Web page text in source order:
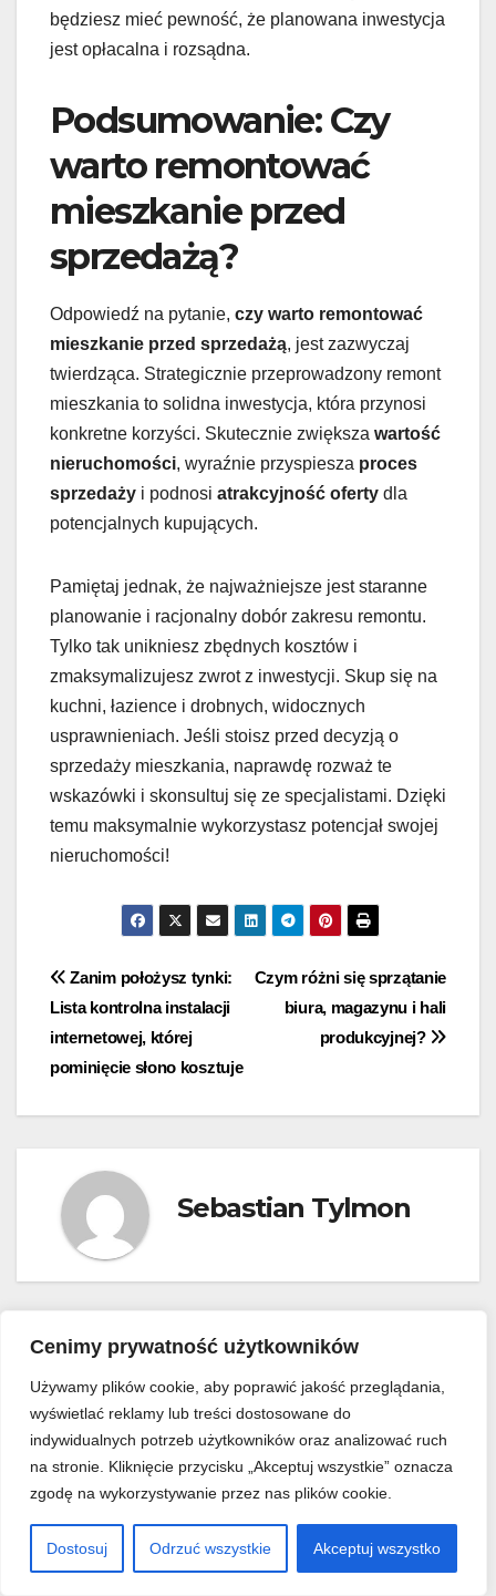
Cenimy prywatność użytkowników
Używamy plików cookie, aby poprawić jakość przeglądania,
wyświetlać reklamy lub treści dostosowane do
indywidualnych potrzeb użytkowników oraz analizować ruch
na stronie. Kliknięcie przycisku „Akceptuj wszystkie” oznacza
zgodę na wykorzystywanie przez nas plików cookie.
Dostosuj Odrzuć wszystkie Akceptuj wszystko
będziesz mieć pewność, że planowana inwestycja
jest opłacalna i rozsądna.
Podsumowanie: Czy
warto remontować
mieszkanie przed
sprzedażą?
Odpowiedź na pytanie, czy warto remontować
mieszkanie przed sprzedażą, jest zazwyczaj
twierdząca. Strategicznie przeprowadzony remont
mieszkania to solidna inwestycja, która przynosi
konkretne korzyści. Skutecznie zwiększa wartość
nieruchomości, wyraźnie przyspiesza proces
sprzedaży i podnosi atrakcyjność oferty dla
potencjalnych kupujących.
Pamiętaj jednak, że najważniejsze jest staranne
planowanie i racjonalny dobór zakresu remontu.
Tylko tak unikniesz zbędnych kosztów i
zmaksymalizujesz zwrot z inwestycji. Skup się na
kuchni, łazience i drobnych, widocznych
usprawnieniach. Jeśli stoisz przed decyzją o
sprzedaży mieszkania, naprawdę rozważ te
wskazówki i skonsultuj się ze specjalistami. Dzięki
temu maksymalnie wykorzystasz potencjał swojej
nieruchomości!
Nawigacja
wpisu
Czym różni się sprzątanie
biura, magazynu i hali
produkcyjnej?
Zanim położysz tynki:
Lista kontrolna instalacji
internetowej, której
pominięcie słono kosztuje
Sebastian Tylmon
Related Post
Ściana telewizyjna, która nie
przytłacza wnętrza –
nowoczesne tła pod TV, od